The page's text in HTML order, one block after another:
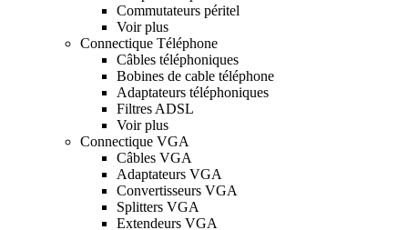
Commutateurs péritel
Voir plus
Connectique Téléphone
Câbles téléphoniques
Bobines de cable téléphone
Adaptateurs téléphoniques
Filtres ADSL
Voir plus
Connectique VGA
Câbles VGA
Adaptateurs VGA
Convertisseurs VGA
Splitters VGA
Extendeurs VGA